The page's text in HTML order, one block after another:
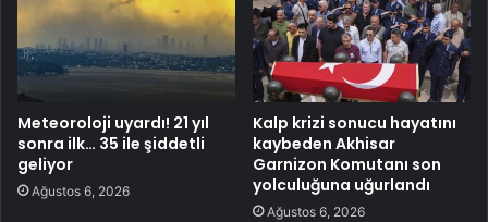
Meteoroloji uyardı! 21 yıl
sonra ilk… 35 ile şiddetli
geliyor
Ağustos 6, 2026
Kalp krizi sonucu hayatını
kaybeden Akhisar
Garnizon Komutanı son
yolculuğuna uğurlandı
Ağustos 6, 2026